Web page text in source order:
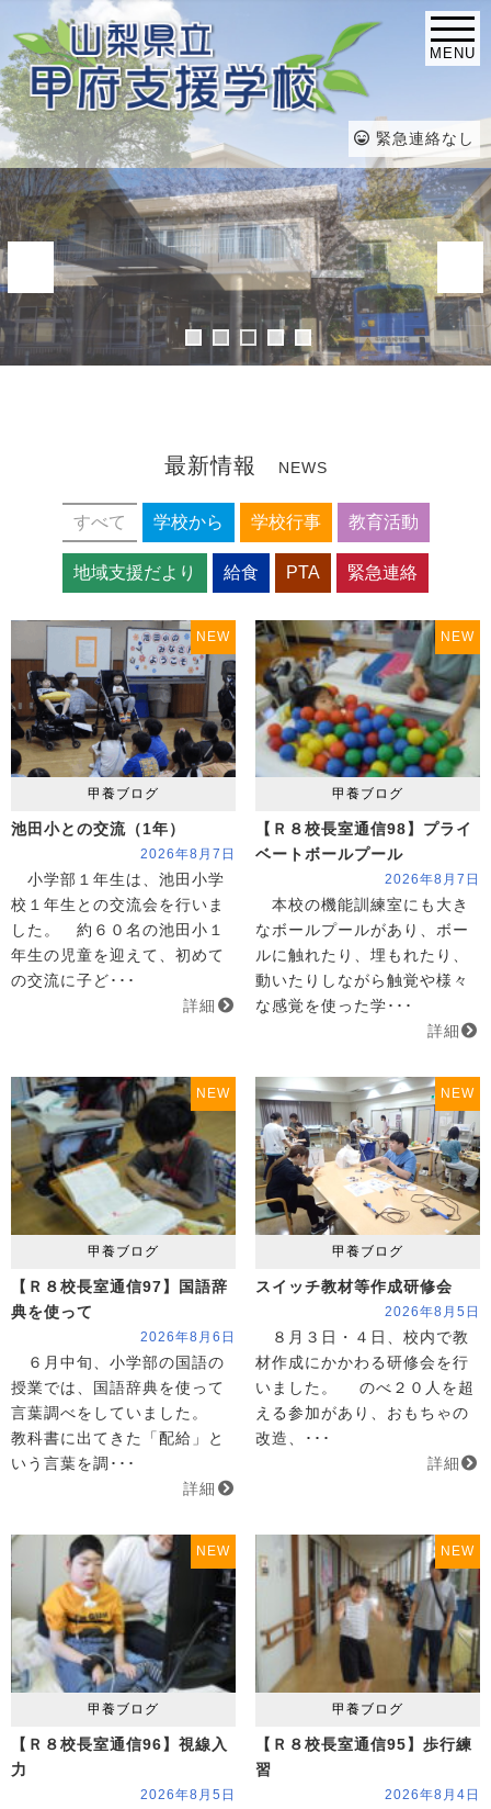
MENU
緊急連絡なし
最新情報 NEWS
すべて 学校から 学校行事 教育活動
地域支援だより 給食 PTA 緊急連絡
NEW
甲養ブログ
池田小との交流（1年）
2026年8月7日
小学部１年生は、池田小学
校１年生との交流会を行いま
した。 約６０名の池田小１
年生の児童を迎えて、初めて
の交流に子ど･･･
詳細
NEW
甲養ブログ
【Ｒ８校長室通信98】プライ
ベートボールプール
2026年8月7日
本校の機能訓練室にも大き
なボールプールがあり、ボー
ルに触れたり、埋もれたり、
動いたりしながら触覚や様々
な感覚を使った学･･･
詳細
NEW
甲養ブログ
【Ｒ８校長室通信97】国語辞
典を使って
2026年8月6日
６月中旬、小学部の国語の
授業では、国語辞典を使って
言葉調べをしていました。
教科書に出てきた「配給」と
いう言葉を調･･･
詳細
NEW
甲養ブログ
スイッチ教材等作成研修会
2026年8月5日
８月３日・４日、校内で教
材作成にかかわる研修会を行
いました。 のべ２０人を超
える参加があり、おもちゃの
改造、･･･
詳細
NEW
甲養ブログ
【Ｒ８校長室通信96】視線入
力
2026年8月5日
NEW
甲養ブログ
【Ｒ８校長室通信95】歩行練
習
2026年8月4日